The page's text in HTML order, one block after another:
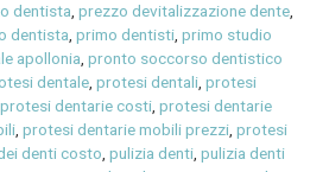
dentista ,prezzo devitalizzazione dente
dentista ,primo dentisti ,primo studio
apollonia ,pronto soccorso dentistico
dentale ,protesi dentali ,protesi
,protesi dentarie costi ,protesi dentarie
,protesi dentarie mobili prezzi ,protesi
denti costo ,pulizia denti ,pulizia denti